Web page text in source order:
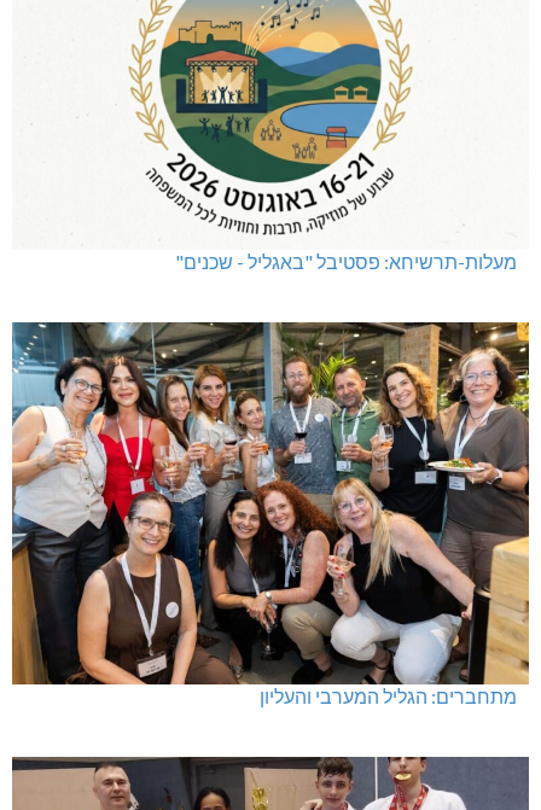
מעלות-תרשיחא: פסטיבל "באגליל - שכנים"
מתחברים: הגליל המערבי והעליון